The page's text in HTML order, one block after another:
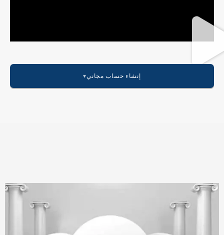
إنشاء حساب مجاني
🇲🇽 المكسيك
🇨🇴 كولومبيا